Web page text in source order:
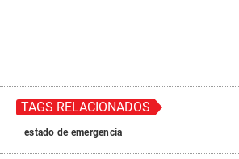
TAGS RELACIONADOS
estado de emergencia